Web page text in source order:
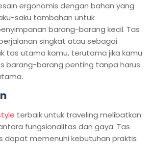
ergonomis dengan bahan yang
saku tambahan untuk
barang-barang kecil. Tas
singkat atau sebagai
tas utama kamu, terutama jika kamu
barang-barang penting tanpa harus
terbaik untuk traveling melibatkan
fungsionalitas dan gaya. Tas
dapat memenuhi kebutuhan praktis